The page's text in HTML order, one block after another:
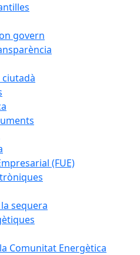
govern
(FUE)
sequera
Comunitat Energètica